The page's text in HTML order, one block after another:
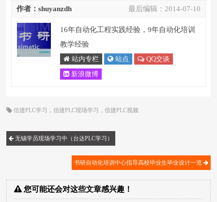
最后编辑： 2014-07-10
作者：shuyanzdh
16年自动化工程实践经验，9年自动化培训
教学经验
站内专栏 站点 QQ交谈
新浪微博
信捷PLC学习 ，信捷PLC现场学习 ，信捷PLC视频
无锡学员现场学习中（台达PLC学习）
书研自动化培训中心指导高校毕业生毕业设计一览
您可能还会对这些文章感兴趣！